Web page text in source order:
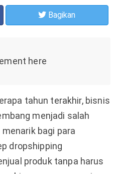
Bagikan
tahun terakhir, bisnis
menjadi salah
bagi para
dropshipping
produk tanpa harus